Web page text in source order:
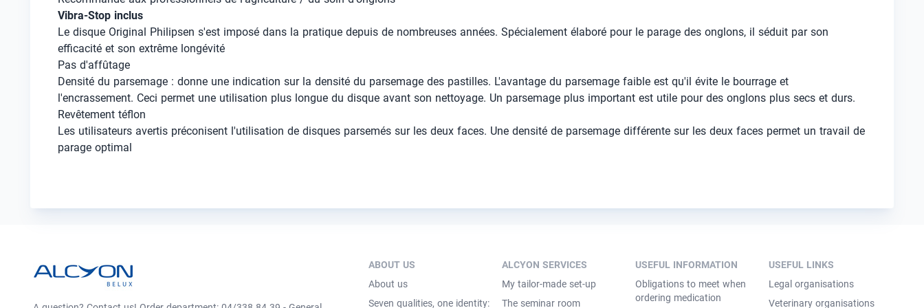
Vibra-Stop inclus
Le disque Original Philipsen s'est imposé dans la pratique depuis de nombreuses années. Spécialement élaboré pour le parage des onglons, il séduit par son
efficacité et son extrême longévité
Pas d'affûtage
Densité du parsemage : donne une indication sur la densité du parsemage des pastilles. L'avantage du parsemage faible est qu'il évite le bourrage et
l'encrassement. Ceci permet une utilisation plus longue du disque avant son nettoyage. Un parsemage plus important est utile pour des onglons plus secs et durs.
Revêtement téflon
Les utilisateurs avertis préconisent l'utilisation de disques parsemés sur les deux faces. Une densité de parsemage différente sur les deux faces permet un travail de
parage optimal
ABOUT US
About us
Seven qualities, one identity:
ALCYON SERVICES
My tailor-made set-up
The seminar room
USEFUL INFORMATION
Obligations to meet when
ordering medication
USEFUL LINKS
Legal organisations
Veterinary organisations